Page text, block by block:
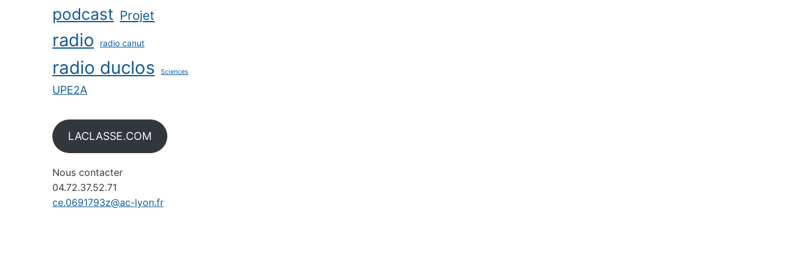
podcast Projet
radio radio canut
radio duclos Sciences
UPE2A
LACLASSE.COM
Nous contacter
04.72.37.52.71
ce.0691793z@ac-lyon.fr